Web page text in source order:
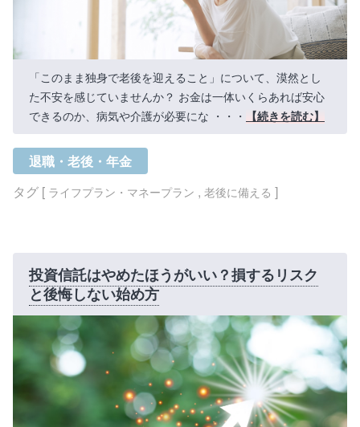
「このまま独身で老後を迎えること」について、漠然とし
た不安を感じていませんか？ お金は一体いくらあれば安心
できるのか、病気や介護が必要にな ・・・
【続きを読む】
退職・老後・年金
タグ [ ライフプラン・マネープラン , 老後に備える ]
投資信託はやめたほうがいい？損するリスク
と後悔しない始め方